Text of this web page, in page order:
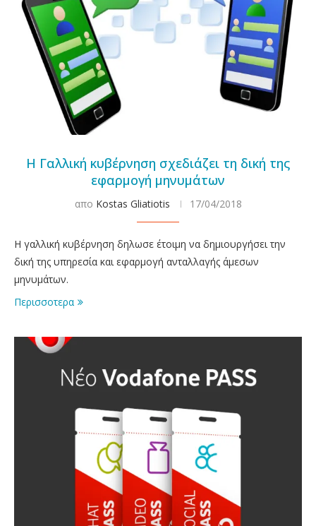
Η Γαλλική κυβέρνηση σχεδιάζει τη δική της
εφαρμογή μηνυμάτων
απο Kostas Gliatiotis 17/04/2018
Η γαλλική κυβέρνηση δηλωσε έτοιμη να δημιουργήσει την
δική της υπηρεσία και εφαρμογή ανταλλαγής άμεσων
μηνυμάτων.
Περισσοτερα